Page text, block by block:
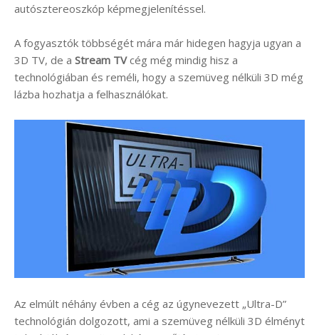
autósztereoszkóp képmegjelenítéssel.
A fogyasztók többségét mára már hidegen hagyja ugyan a
3D TV, de a Stream TVcég még mindig hisz a
technológiában és reméli, hogy a szemüveg nélküli 3D még
lázba hozhatja a felhasználókat.
Az elmúlt néhány évben a cég az úgynevezett „Ultra-D”
technológián dolgozott, ami a szemüveg nélküli 3D élményt